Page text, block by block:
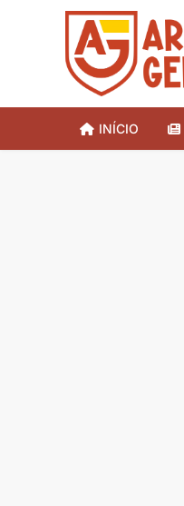
INÍCIO